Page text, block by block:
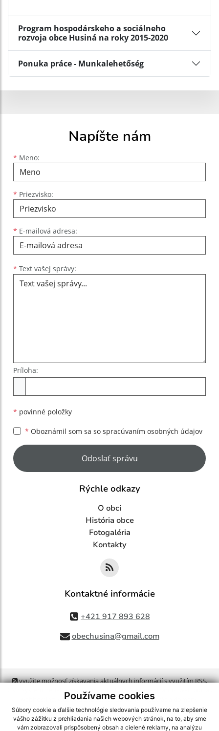
Používame cookies
Súbory cookie a ďalšie technológie sledovania používame na zlepšenie
vášho zážitku z prehliadania našich webových stránok, na to, aby sme
vám zobrazovali prispôsobený obsah a cielené reklamy, na analýzu
Program hospodárskeho a sociálneho
rozvoja obce Husiná na roky 2015-2020
Ponuka práce - Munkalehetőség
Napíšte nám
* Meno:
Meno
* Priezvisko:
Priezvisko
* E-mailová adresa:
E-mailová adresa
* Text vašej správy:
Príloha:
* povinné položky
* Oboznámil som sa so spracúvaním osobných údajov
Google reCaptcha Response
Odoslať správu
Rýchle odkazy
O obci
História obce
Fotogaléria
Kontakty
Kontaktné informácie
+421 917 893 628
obechusina@gmail.com
využite možnosť získavania aktuálnych informácií s využitím RSS,
CMS systém (redakčný) systém ECHELON 2, Mapa stránok
webex.digital, s.r.o.,domény,registrácia domény
spoločnosť webex.digital, s.r.o.,technický prevádzkovateľ